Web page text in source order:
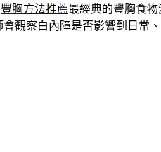
豐胸方法推薦最經典的豐胸食
觀察白內障是否影響到日常